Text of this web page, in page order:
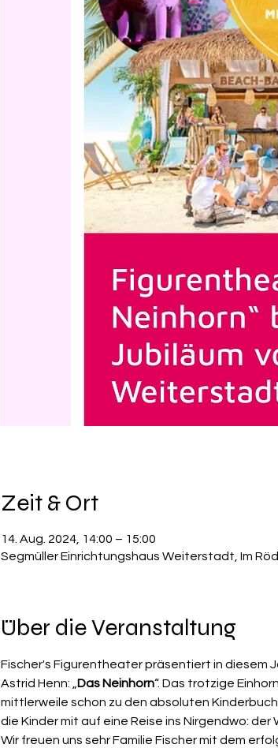
Zeit & Ort
14. Aug. 2024, 14:00 – 15:00
Segmüller Einrichtungshaus Weiterstadt, Im
Über die Veranstaltung
Fischer's Figurentheater präsentiert in diesem
Astrid Henn: „ Das Neinhorn“. Das trotzige
mittlerweile schon zu den absoluten
die Kinder mit auf eine Reise ins Nirgendwo:
Wir freuen uns sehr Familie Fischer mit dem